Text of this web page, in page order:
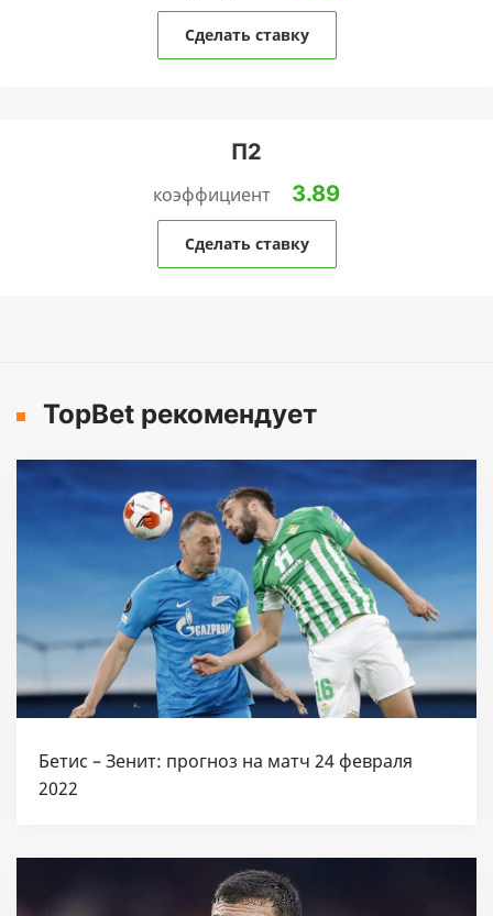
Сделать ставку
П2
коэффициент 3.89
Сделать ставку
TopBet рекомендует
Бетис – Зенит: прогноз на матч 24 февраля
2022